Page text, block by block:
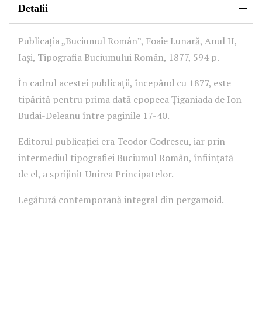
Detalii
Publicația „Buciumul Român”, Foaie Lunară, Anul II,
Iași, Tipografia Buciumului Român, 1877, 594 p.
În cadrul acestei publicații, începând cu 1877, este
tipărită pentru prima dată epopeea Țiganiada de Ion
Budai-Deleanu între paginile 17-40.
Editorul publicației era Teodor Codrescu, iar prin
intermediul tipografiei Buciumul Român, înființată
de el, a sprijinit Unirea Principatelor.
Legătură contemporană integral din pergamoid.